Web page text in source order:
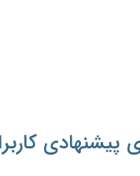
پیشنهادی